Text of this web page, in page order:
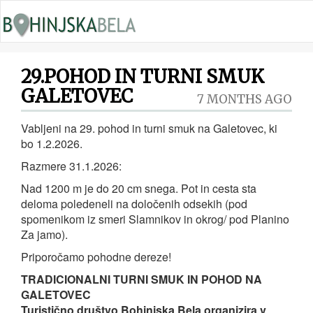
29.POHOD IN TURNI SMUK
GALETOVEC
7 MONTHS AGO
Vabljeni na 29. pohod in turni smuk na Galetovec, ki
bo 1.2.2026.
Razmere 31.1.2026:
Nad 1200 m je do 20 cm snega. Pot in cesta sta
deloma poledeneli na določenih odsekih (pod
spomenikom iz smeri Slamnikov in okrog/ pod Planino
Za jamo).
Priporočamo pohodne dereze!
TRADICIONALNI TURNI SMUK IN POHOD NA
GALETOVEC